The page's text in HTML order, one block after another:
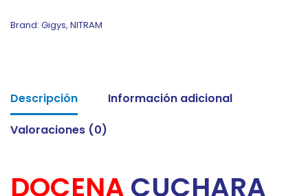
Brand: Gigys, NITRAM
Descripción
Información adicional
Valoraciones (0)
DOCENA CUCHARA